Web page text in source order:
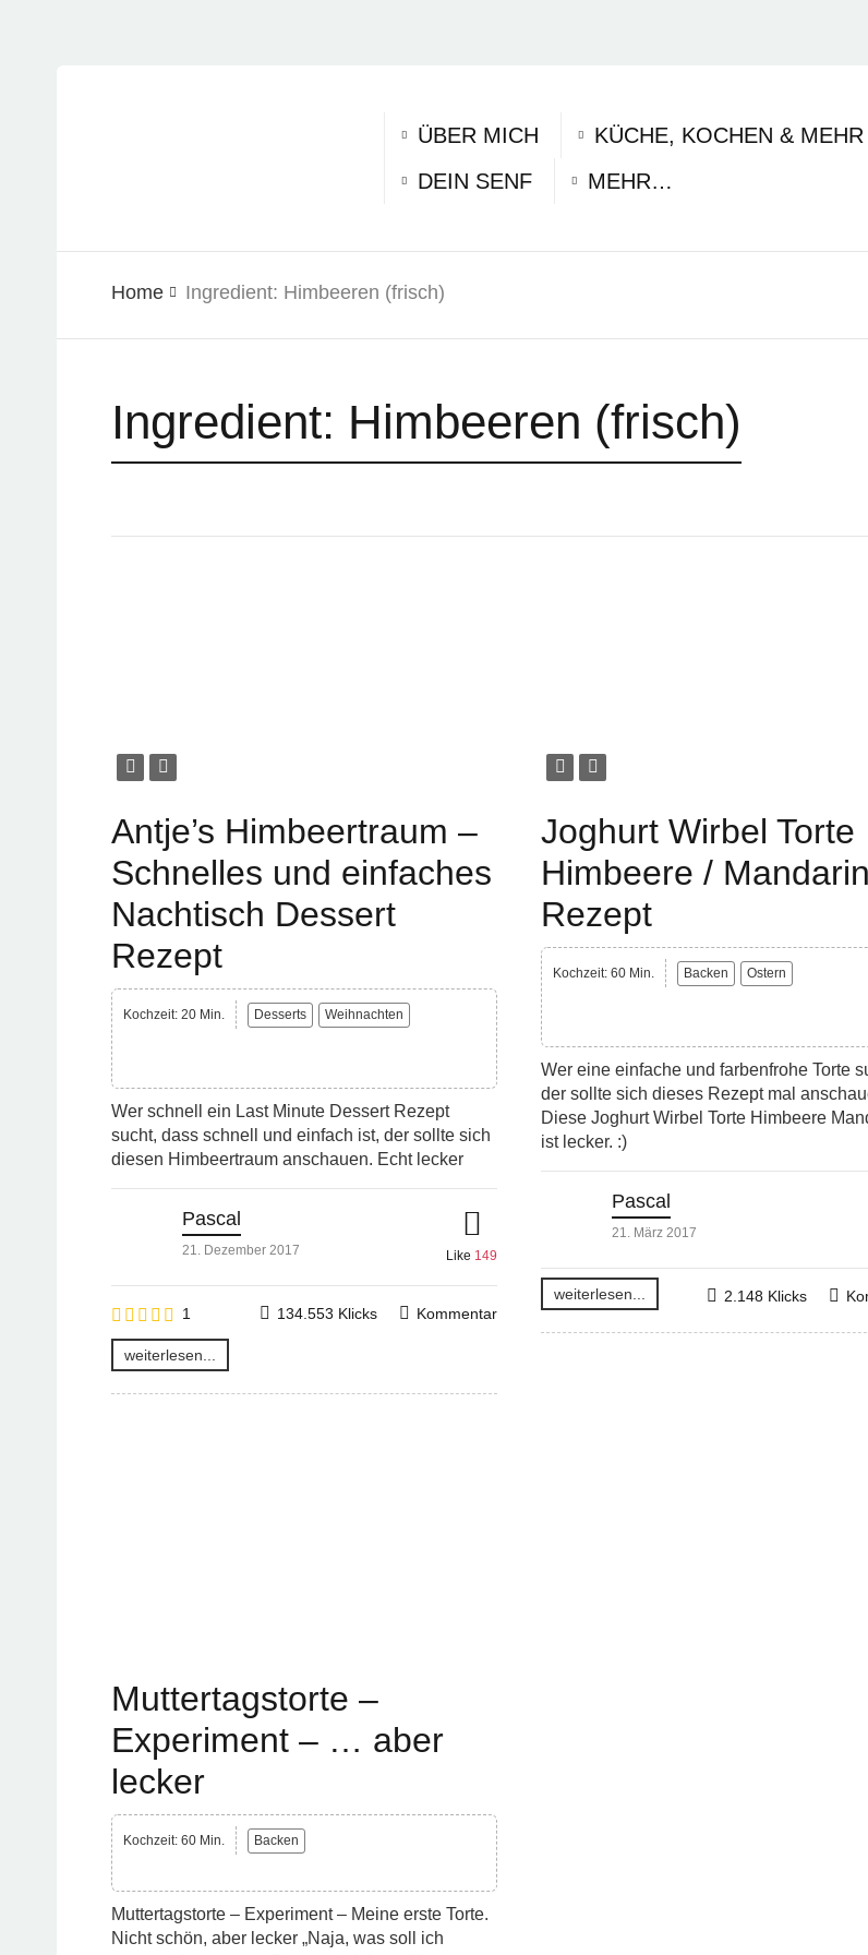
ÜBER MICH KÜCHE, KOCHEN & MEHR
DEIN SENF
MEHR…
Home Ingredient: Himbeeren (frisch)
Ingredient: Himbeeren (frisch)
Antje’s Himbeertraum –
Schnelles und einfaches
Nachtisch Dessert
Rezept
Kochzeit: 20 Min. Desserts Weihnachten
Wer schnell ein Last Minute Dessert Rezept
sucht, dass schnell und einfach ist, der sollte sich
diesen Himbeertraum anschauen. Echt lecker
Pascal
21. Dezember 2017 Like 149
1
weiterlesen...
Kommentar
134.553 Klicks
Joghurt Wirbel Torte
Himbeere /
Rezept
Kochzeit: 60 Min. Backen Ostern
Wer eine einfache und farbenfrohe Torte
der sollte sich dieses Rezept mal
Diese Joghurt Wirbel Torte Himbeere
ist lecker. :)
Pascal
21. März 2017
weiterlesen... 2.148 Klicks
Muttertagstorte –
Experiment – … aber
lecker
Kochzeit: 60 Min. Backen
Muttertagstorte – Experiment – Meine erste Torte.
Nicht schön, aber lecker „Naja, was soll ich